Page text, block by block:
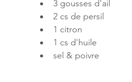
3 gousses d'ail
2 cs de persil
1 citron
1 cs d'huile
sel & poivre